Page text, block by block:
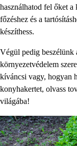
használhatod fel őket
főzéshez és a
készíthess.
Végül pedig beszélünk
környezetvédelem
kíváncsi vagy, hogyan
konyhakertet, olvass
világába!